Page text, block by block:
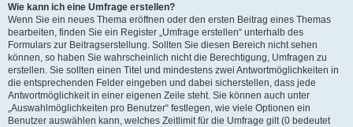
Wie kann ich eine Umfrage erstellen?
Wenn Sie ein neues Thema eröffnen oder den ersten Beitrag eines Themas
bearbeiten, finden Sie ein Register „Umfrage erstellen“ unterhalb des
Formulars zur Beitragserstellung. Sollten Sie diesen Bereich nicht sehen
können, so haben Sie wahrscheinlich nicht die Berechtigung, Umfragen zu
erstellen. Sie sollten einen Titel und mindestens zwei Antwortmöglichkeiten in
die entsprechenden Felder eingeben und dabei sicherstellen, dass jede
Antwortmöglichkeit in einer eigenen Zeile steht. Sie können auch unter
„Auswahlmöglichkeiten pro Benutzer“ festlegen, wie viele Optionen ein
Benutzer auswählen kann, welches Zeitlimit für die Umfrage gilt (0 bedeutet